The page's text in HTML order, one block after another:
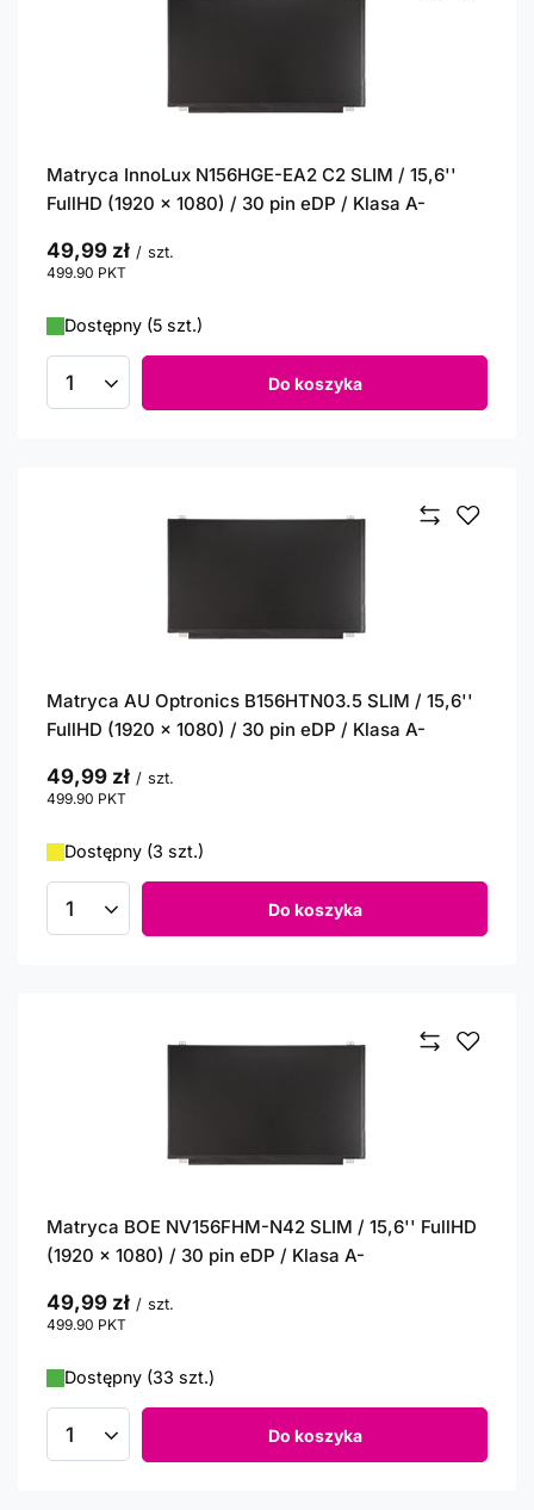
Matryca InnoLux N156HGE-EA2 C2 SLIM / 15,6''
FullHD (1920 x 1080) / 30 pin eDP / Klasa A-
49,99 zł / szt.
499.90 PKT
Dostępny (5 szt.)
Ilość produktów Do koszyka
Matryca AU Optronics B156HTN03.5 SLIM / 15,6''
FullHD (1920 x 1080) / 30 pin eDP / Klasa A-
49,99 zł / szt.
499.90 PKT
Dostępny (3 szt.)
Ilość produktów Do koszyka
Matryca BOE NV156FHM-N42 SLIM / 15,6'' FullHD
(1920 x 1080) / 30 pin eDP / Klasa A-
49,99 zł / szt.
499.90 PKT
Dostępny (33 szt.)
Ilość produktów Do koszyka